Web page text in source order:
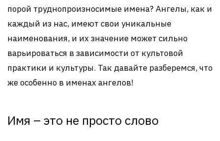
порой труднопроизносимые имена? Ангелы, как и
каждый из нас, имеют свои уникальные
наименования, и их значение может сильно
варьироваться в зависимости от культовой
практики и культуры. Так давайте разберемся, что
же особенно в именах ангелов!
Имя – это не просто слово